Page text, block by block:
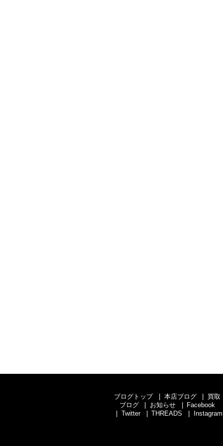
ブログトップ 本店ブログ
買取
ブログ
お知らせ
Facebook
Twitter
THREADS Instagram